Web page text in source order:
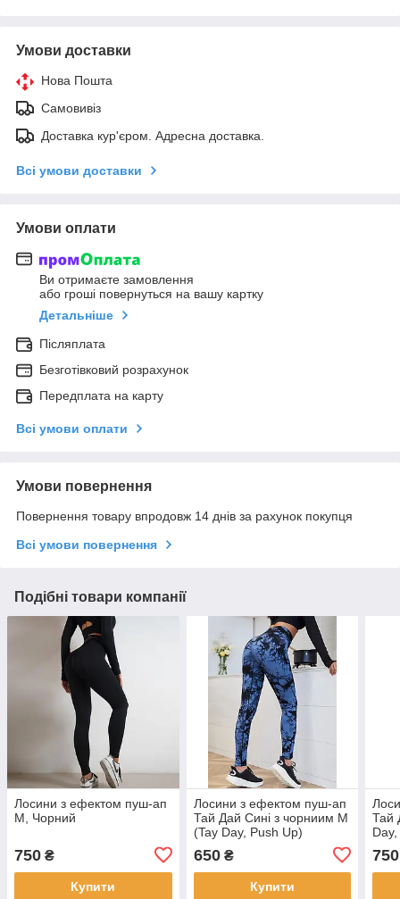
Умови доставки
Нова Пошта
Самовивіз
Доставка кур'єром. Адресна доставка.
Всі умови доставки
Умови оплати
Ви отримаєте замовлення
або гроші повернуться на вашу картку
Детальніше
Післяплата
Безготівковий розрахунок
Передплата на карту
Всі умови оплати
Умови повернення
Повернення товару впродовж 14 днів за рахунок покупця
Всі умови повернення
Подібні товари компанії
Лосини з ефектом пуш-ап
M, Чорний
750 ₴
Купити
Лосини з ефектом пуш-ап
Тай Дай Сині з чорниим M
(Tay Day, Push Up)
650₴
Купити
Тай
750